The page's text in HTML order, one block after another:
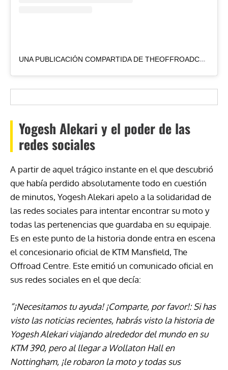
U
NA PUBLICACIÓN COMPARTIDA DE THEOFFROADCENTRE (@OFFROADCENTRE)
Yogesh Alekari y el poder de las
redes sociales
A partir de aquel trágico instante en el que descubrió
que había perdido absolutamente todo en cuestión
de minutos, Yogesh Alekari apelo a la solidaridad de
las redes sociales para intentar encontrar su moto y
todas las pertenencias que guardaba en su equipaje.
Es en este punto de la historia donde entra en escena
el concesionario oficial de KTM Mansfield, The
Offroad Centre. Este emitió un comunicado oficial en
sus redes sociales en el que decía:
“¡Necesitamos tu ayuda! ¡Comparte, por favor!: Si has
visto las noticias recientes, habrás visto la historia de
Yogesh Alekari viajando alrededor del mundo en su
KTM 390, pero al llegar a Wollaton Hall en
Nottingham, ¡le robaron la moto y todas sus